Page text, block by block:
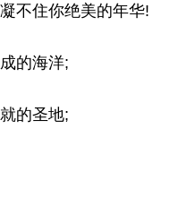
不住你绝美的年华!
的海洋;
的圣地;